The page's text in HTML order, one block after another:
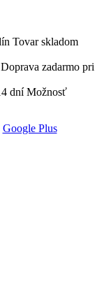
Tovar skladom
Doprava zadarmo pri
Možnosť
Google Plus